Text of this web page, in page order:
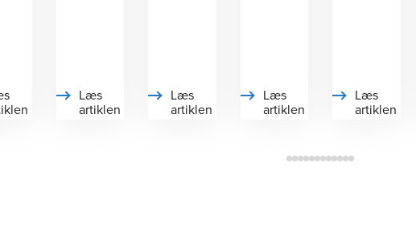
Læs
artiklen
Læs
artiklen
Læs
artiklen
Læs
artiklen